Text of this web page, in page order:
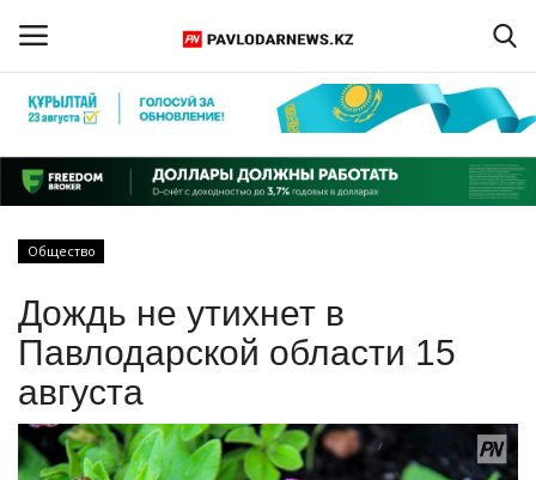
Регистрация
Главная
ПАВЛОДАРСКАЯ ОБЛАСТЬ
КАЗАХСТАН
МИР
Общество
Дождь не утихнет в
Павлодарской области 15
августа